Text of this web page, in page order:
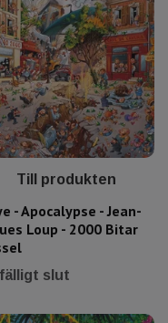
Till produkten
- Apocalypse - Jean-
Loup - 2000 Bitar
slut